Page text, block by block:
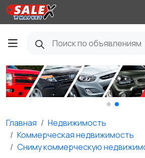
Главная
Недвижимость
Коммерческая недвижимость
Сниму коммерческую